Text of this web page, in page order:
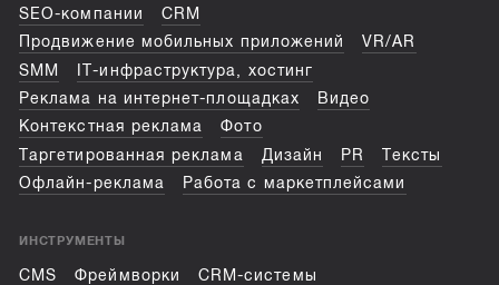
SEO-компании
CRM
Продвижение мобильных приложений
VR/AR
SMM
IT-инфраструктура, хостинг
Реклама на интернет-площадках
Видео
Контекстная реклама
Фото
Таргетированная реклама
Дизайн PR
Тексты
Офлайн-реклама
Работа с маркетплейсами
ИНСТРУМЕНТЫ
CMS Фреймворки
CRM-системы